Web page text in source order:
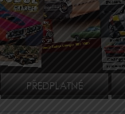
PŘEDPLATNÉ